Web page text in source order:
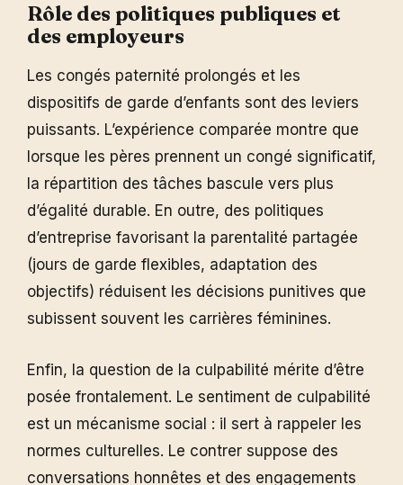
Rôle des politiques publiques et
des employeurs
Les congés paternité prolongés et les
dispositifs de garde d’enfants sont des leviers
puissants. L’expérience comparée montre que
lorsque les pères prennent un congé significatif,
la répartition des tâches bascule vers plus
d’égalité durable. En outre, des politiques
d’entreprise favorisant la parentalité partagée
(jours de garde flexibles, adaptation des
objectifs) réduisent les décisions punitives que
subissent souvent les carrières féminines.
Enfin, la question de la culpabilité mérite d’être
posée frontalement. Le sentiment de culpabilité
est un mécanisme social : il sert à rappeler les
normes culturelles. Le contrer suppose des
conversations honnêtes et des engagements